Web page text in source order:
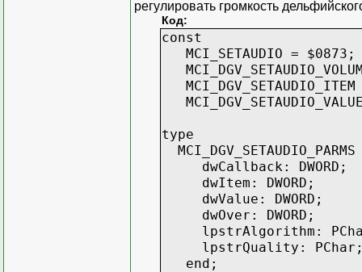
регулировать громкость
Код:
const
MCI_SETAUDIO = $0873;
type
dwCallback: DWORD;
dwItem: DWORD;
dwValue: DWORD;
dwOver: DWORD;
lpstrAlgorithm:
lpstrQuality:
end;